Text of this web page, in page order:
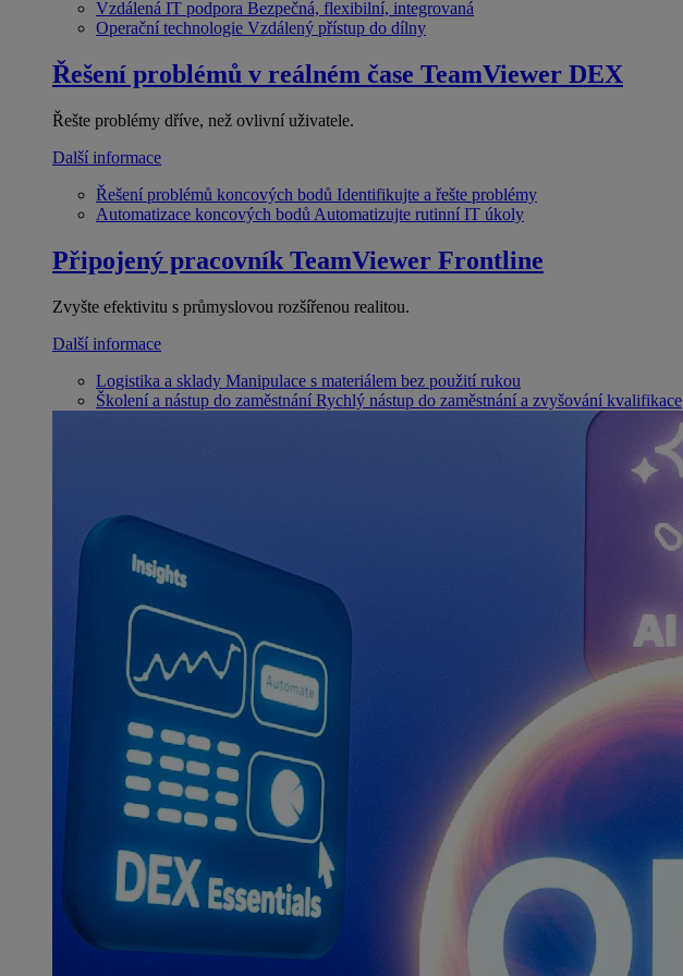
Vzdálená IT podpora Bezpečná, flexibilní, integrovaná
Operační technologie Vzdálený přístup do dílny
Řešení problémů v reálném čase TeamViewer DEX
Řešte problémy dříve, než ovlivní uživatele.
Další informace
Řešení problémů koncových bodů Identifikujte a řešte problémy
Automatizace koncových bodů Automatizujte rutinní IT úkoly
Připojený pracovník TeamViewer Frontline
Zvyšte efektivitu s průmyslovou rozšířenou realitou.
Další informace
Logistika a sklady Manipulace s materiálem bez použití rukou
Školení a nástup do zaměstnání Rychlý nástup do zaměstnání a zvyšování kvalifikace